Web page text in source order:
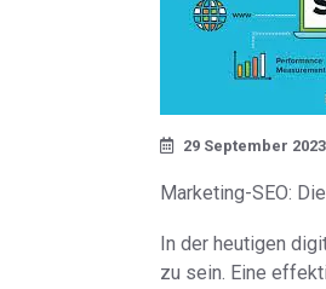
29 September 2023
Marketing-SEO:
In der heutigen
zu sein. Eine